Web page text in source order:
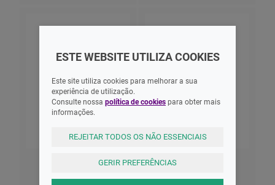
Acetona 60ml Plural
ESTE WEBSITE UTILIZA COOKIES
Este site utiliza cookies para melhorar a sua
experiência de utilização.
Consulte nossa política de cookies para obter mais
informações.
REJEITAR TODOS OS NÃO ESSENCIAIS
GERIR PREFERÊNCIAS